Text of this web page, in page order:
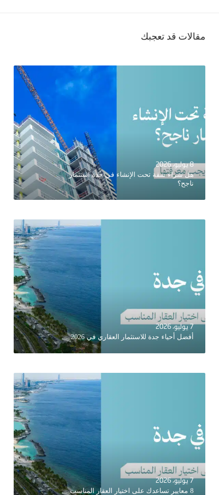
مقالات قد تعجبك
8 يوليو، 2026
هل شراء شقة تحت الإنشاء في جدة استثمار
ناجح؟
7 يوليو، 2026
أفضل أحياء جدة للاستثمار العقاري في 2026
7 يوليو، 2026
8 معايير تساعدك على اختيار العقار المناسب